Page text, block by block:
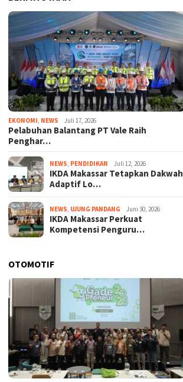
EKONOMI, NEWS Juli 17, 2026
Pelabuhan Balantang PT Vale Raih
Penghar…
NEWS, PENDIDIKAN Juli 12, 2026
IKDA Makassar Tetapkan Dakwah
Adaptif Lo…
NEWS, UJUNG PANDANG Juni 30, 2026
IKDA Makassar Perkuat
Kompetensi Penguru…
OTOMOTIF